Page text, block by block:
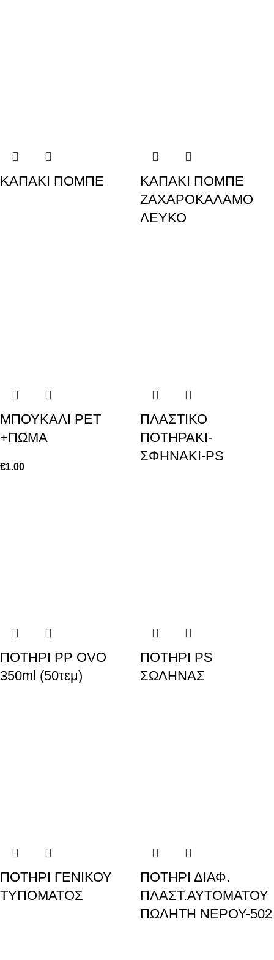
ΚΑΠΑΚΙ ΠΟΜΠΕ
ΚΑΠΑΚΙ ΠΟΜΠΕ
ΖΑΧΑΡΟΚΑΛΑΜΟ
ΛΕΥΚΟ
ΜΠΟΥΚΑΛΙ PET
+ΠΩΜΑ
€1.00
ΠΛΑΣΤΙΚΟ
ΠΟΤΗΡΑΚΙ-
ΣΦΗΝΑΚΙ-PS
ΠΟΤΗΡΙ PP OVO
350ml (50τεμ)
ΠΟΤΗΡΙ PS
ΣΩΛΗΝΑΣ
ΠΟΤΗΡΙ ΓΕΝΙΚΟΥ
ΤΥΠΟΜΑΤΟΣ
ΠΟΤΗΡΙ ΔΙΑΦ.
ΠΛΑΣΤ.ΑΥΤΟΜΑΤΟΥ
ΠΩΛΗΤΗ ΝΕΡΟΥ-502